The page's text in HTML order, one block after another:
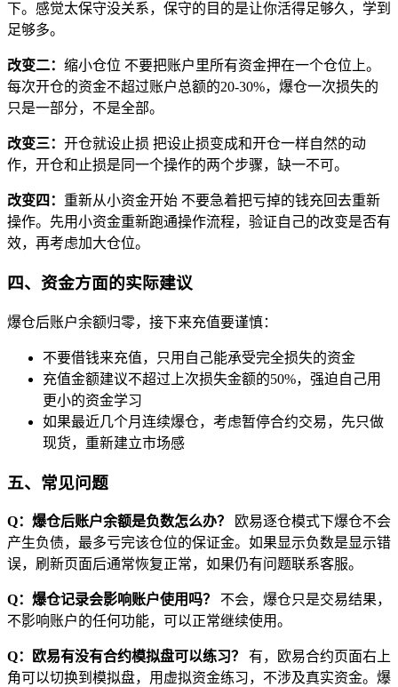
下。感觉太保守没关系，保守的目的是让你活得足够久，学到
足够多。
改变二： 缩小仓位 不要把账户里所有资金押在一个仓位上。
每次开仓的资金不超过账户总额的20-30%，爆仓一次损失的
只是一部分，不是全部。
改变三： 开仓就设止损 把设止损变成和开仓一样自然的动
作，开仓和止损是同一个操作的两个步骤，缺一不可。
改变四： 重新从小资金开始 不要急着把亏掉的钱充回去重新
操作。先用小资金重新跑通操作流程，验证自己的改变是否有
效，再考虑加大仓位。
四、资金方面的实际建议
爆仓后账户余额归零，接下来充值要谨慎：
不要借钱来充值，只用自己能承受完全损失的资金
充值金额建议不超过上次损失金额的50%，强迫自己用
更小的资金学习
如果最近几个月连续爆仓，考虑暂停合约交易，先只做
现货，重新建立市场感
五、常见问题
Q：爆仓后账户余额是负数怎么办？
欧易逐仓模式下爆仓不会
产生负债，最多亏完该仓位的保证金。如果显示负数是显示错
误，刷新页面后通常恢复正常，如果仍有问题联系客服。
Q：爆仓记录会影响账户使用吗？
不会，爆仓只是交易结果，
不影响账户的任何功能，可以正常继续使用。
Q：欧易有没有合约模拟盘可以练习？ 有，欧易合约页面右上
角可以切换到模拟盘，用虚拟资金练习，不涉及真实资金。爆